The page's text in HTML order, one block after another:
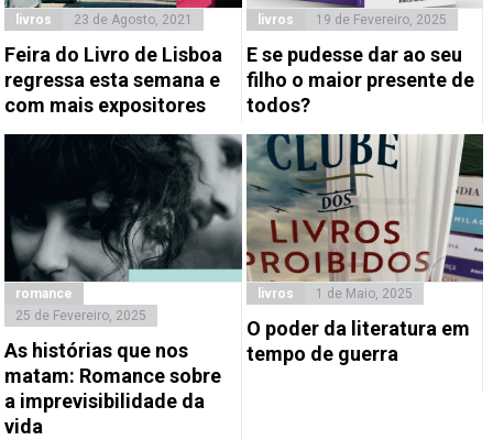
livros 23 de Agosto, 2021
Feira do Livro de Lisboa
regressa esta semana e
com mais expositores
livros 19 de Fevereiro, 2025
E se pudesse dar ao seu
filho o maior presente de
todos?
romance
25 de Fevereiro, 2025
As histórias que nos
matam: Romance sobre
a imprevisibilidade da
vida
livros 1 de Maio, 2025
O poder da literatura em
tempo de guerra